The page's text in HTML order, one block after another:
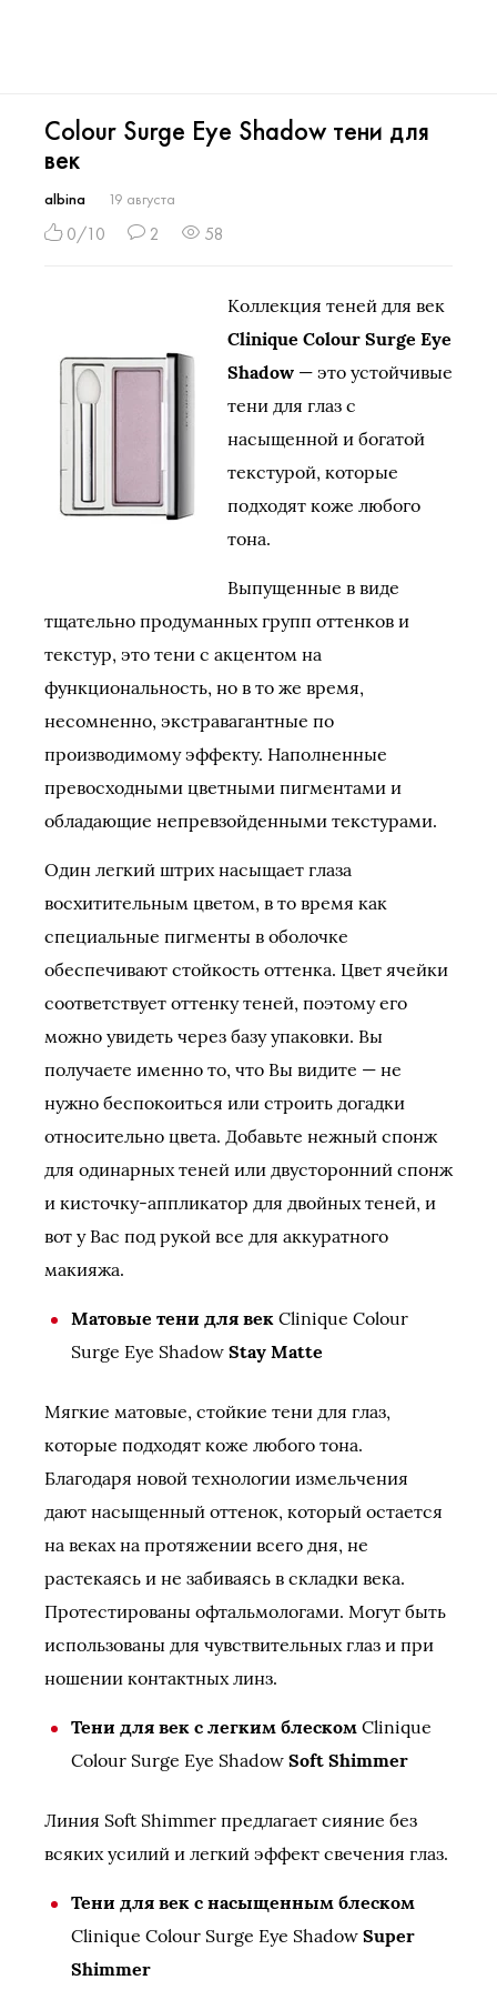
Colour Surge Eye Shadow тени для
век
albina 19 августа
0/10 2 58
Коллекция теней для век
Clinique Colour Surge Eye
Shadow — это устойчивые
тени для глаз с
насыщенной и богатой
текстурой, которые
подходят коже любого
тона.
Выпущенные в виде
тщательно продуманных групп оттенков и
текстур, это тени с акцентом на
функциональность, но в то же время,
несомненно, экстравагантные по
производимому эффекту. Наполненные
превосходными цветными пигментами и
обладающие непревзойденными текстурами.
Один легкий штрих насыщает глаза
восхитительным цветом, в то время как
специальные пигменты в оболочке
обеспечивают стойкость оттенка. Цвет ячейки
соответствует оттенку теней, поэтому его
можно увидеть через базу упаковки. Вы
получаете именно то, что Вы видите — не
нужно беспокоиться или строить догадки
относительно цвета. Добавьте нежный спонж
для одинарных теней или двусторонний спонж
и кисточку-аппликатор для двойных теней, и
вот у Вас под рукой все для аккуратного
макияжа.
Матовые тени для век Clinique Colour
Surge Eye Shadow Stay Matte
Мягкие матовые, стойкие тени для глаз,
которые подходят коже любого тона.
Благодаря новой технологии измельчения
дают насыщенный оттенок, который остается
на веках на протяжении всего дня, не
растекаясь и не забиваясь в складки века.
Протестированы офтальмологами. Могут быть
использованы для чувствительных глаз и при
ношении контактных линз.
Тени для век с легким блеском Clinique
Colour Surge Eye Shadow Soft Shimmer
Линия Soft Shimmer предлагает сияние без
всяких усилий и легкий эффект свечения глаз.
Тени для век с насыщенным блеском
Clinique Colour Surge Eye Shadow Super
Shimmer